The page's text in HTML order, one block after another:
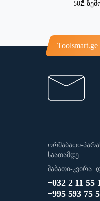
50₾
Toolsmart.ge
ორშაბათი-
საათამდე.
შაბათი-კვირა:
+032 2 11 55
+995 593 75